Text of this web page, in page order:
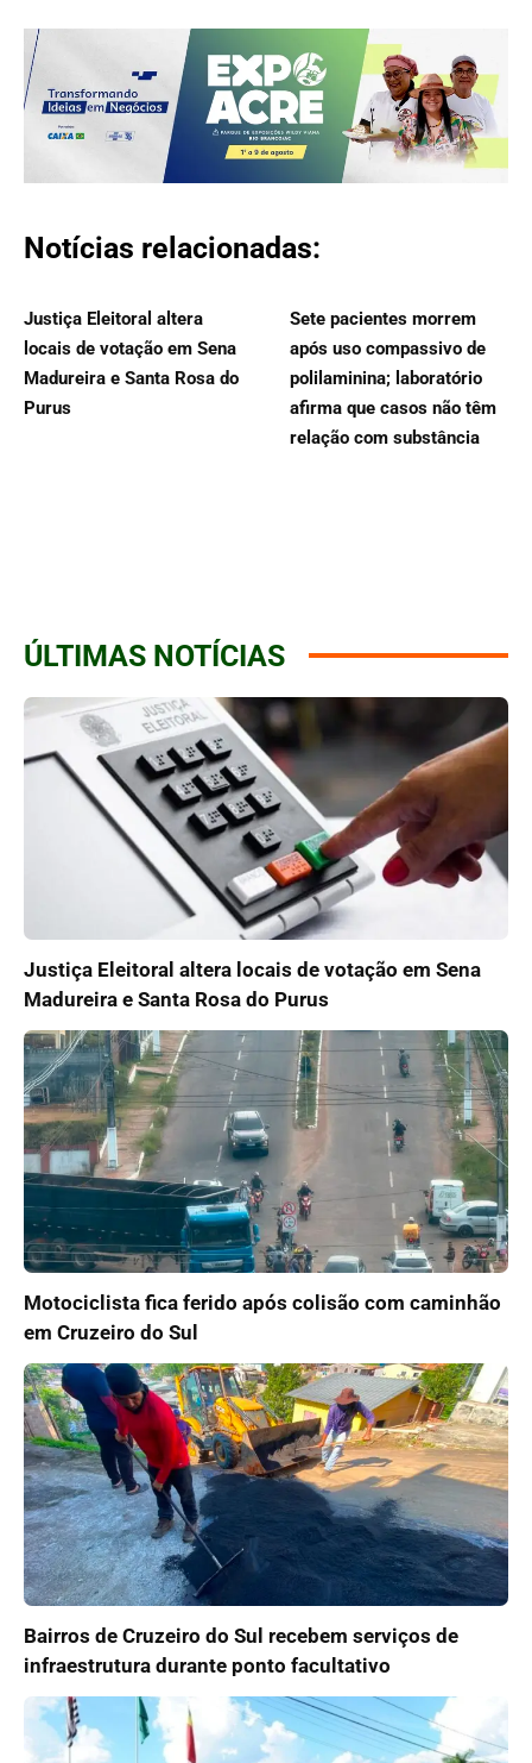
Notícias relacionadas:
Justiça Eleitoral altera
locais de votação em Sena
Madureira e Santa Rosa do
Purus
Sete pacientes morrem
após uso compassivo de
polilaminina; laboratório
afirma que casos não têm
relação com substância
ÚLTIMAS NOTÍCIAS
Justiça Eleitoral altera locais de votação em Sena
Madureira e Santa Rosa do Purus
Motociclista fica ferido após colisão com caminhão
em Cruzeiro do Sul
Bairros de Cruzeiro do Sul recebem serviços de
infraestrutura durante ponto facultativo